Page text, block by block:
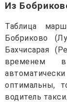
Из
Таблица
Бобриково
Бахчисарая
временем
оптимальны,
водитель такси.